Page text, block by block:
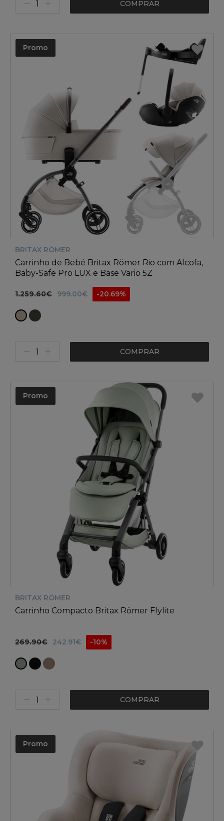
COMPRAR
Promo
BRITAX RÖMER
Carrinho de Bebé Britax Römer Rio com Alcofa,
Baby-Safe Pro LUX e Base Vario 5Z
1.259.60€ 999.00€ -20.69%
COMPRAR
Promo
BRITAX RÖMER
Carrinho Compacto Britax Römer Flylite
269.90€ 242.91€ -10%
COMPRAR
Promo